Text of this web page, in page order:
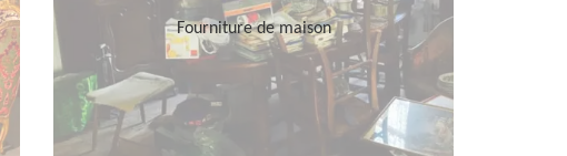
Fourniture de maison